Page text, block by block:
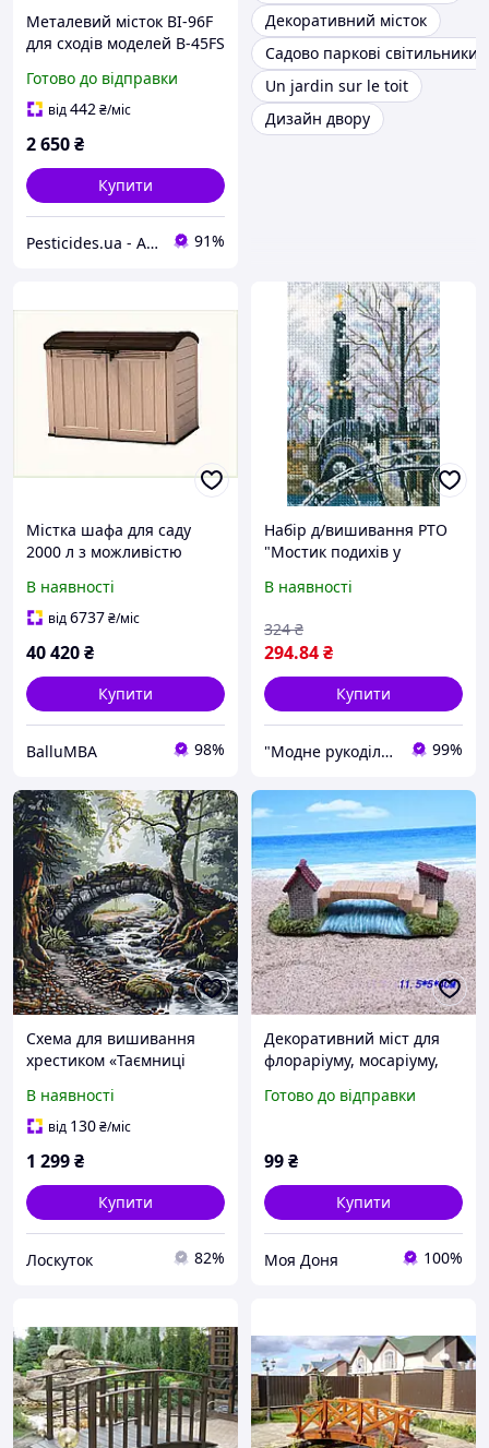
Металевий місток BI-96F
для сходів моделей B-45FS
будівельні та садові сходи
9-BI-96F
Готово до відправки
від442₴/міс
2 650₴
Купити
Pesticides.ua - Аграрна продукція і не тільки !!! 91%
Декоративний місток
Садово паркові світильники
Un jardin sur le toit
Дизайн двору
Містка шафа для саду
2000 л з можливістю
В наявності
від6737₴/міс
40 420₴
Купити
BalluMBA 98%
Набір д/вишивання РТО
"Мостик подихів у
В наявності
294.84₴
324 ₴
Купити
"Модне рукоділля"🧵 99%
Схема для вишивання
хрестиком «Таємниці
Старовинний місток» (PDF
+ XSD, електронна)
В наявності
від 130₴/міс
1 299₴
Купити
Лоскуток 82%
Декоративний міст для
флораріуму, мосаріуму,
іоделізму, диорам
Готово до відправки
99₴
Купити
Моя Доня 100%